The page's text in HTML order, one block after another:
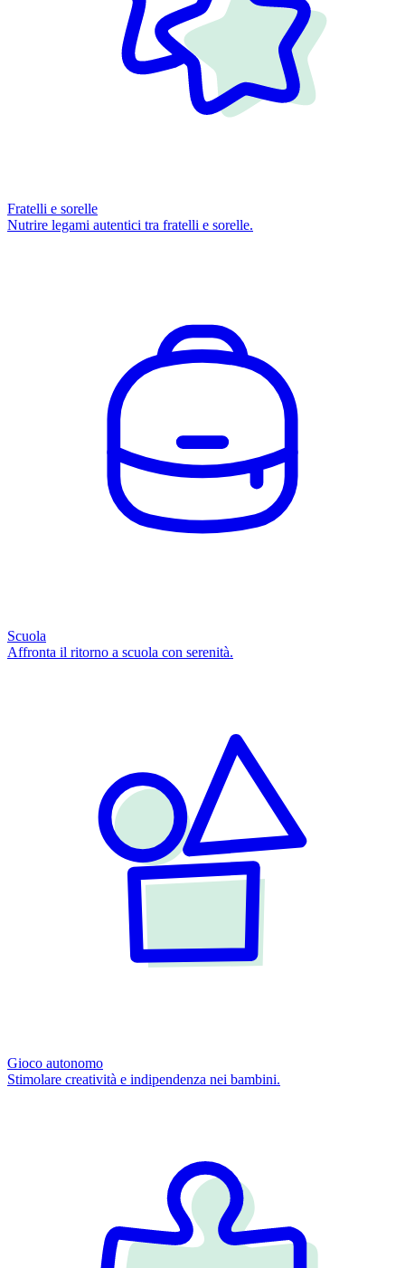
Fratelli e sorelle
Nutrire legami autentici tra fratelli e sorelle.
Scuola
Affronta il ritorno a scuola con serenità.
Gioco autonomo
Stimolare creatività e indipendenza nei bambini.